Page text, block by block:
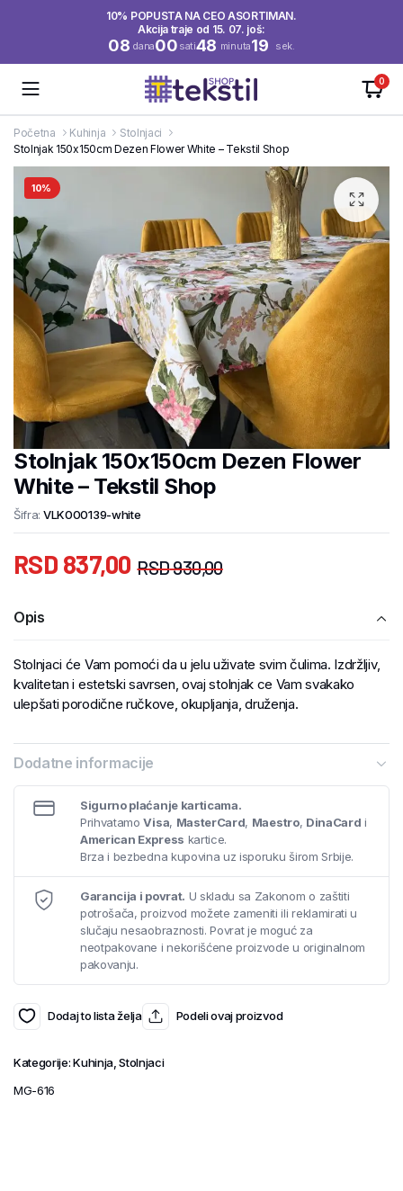
10% POPUSTA NA CEO ASORTIMAN.
Akcija traje od 15. 07. još:
08 dana00 sati48 minuta19 sek.
0
Početna Kuhinja
Stolnjaci
Stolnjak 150x150cm Dezen Flower White – Tekstil Shop
10%
Stolnjak 150x150cm Dezen Flower
White – Tekstil Shop
Šifra: VLK000139-white
RSD930,00
RSD 837,00
Opis
Stolnjaci će Vam pomoći da u jelu uživate svim čulima. Izdržljiv,
kvalitetan i estetski savrsen, ovaj stolnjak ce Vam svakako
ulepšati porodične ručkove, okupljanja, druženja.
Dodatne informacije
Sigurno plaćanje karticama.
PrihvatamoVisa, MasterCard, Maestro, DinaCard i
American Express kartice.
Brza i bezbedna kupovina uz isporuku širom Srbije.
Garancija i povrat. U skladu sa Zakonom o zaštiti
potrošača, proizvod možete zameniti ili reklamirati u
slučaju nesaobraznosti. Povrat je moguć za
neotpakovane i nekorišćene proizvode u originalnom
pakovanju.
Dodaj to lista želja Podeli ovaj proizvod
Kategorije:Kuhinja,Stolnjaci
MG-616